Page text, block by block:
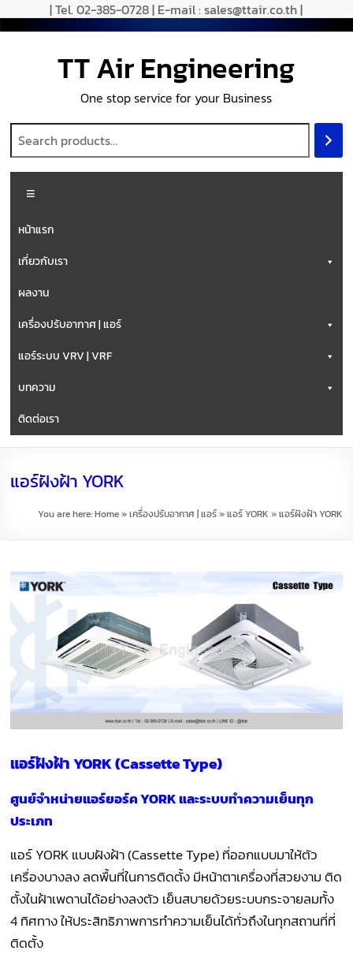
to
| Tel. 02-385-0728 | E-mail : sales@ttair.co.th |
TT Air Engineering
One stop service for your Business
หน้าแรก
เกี่ยวกับเรา
ผลงาน
เครื่องปรับอากาศ | แอร์
แอร์ระบบ VRV | VRF
บทความ
ติดต่อเรา
แอร์ฝังฝ้า YORK
You are here:Home»เครื่องปรับอากาศ | แอร์»แอร์ YORK »แอร์ฝังฝ้า YORK
แอร์ฝังฝ้า YORK (Cassette Type)
ศูนย์จำหน่ายแอร์ยอร์ค YORK และระบบทำความเย็นทุก
ประเภท
แอร์ YORK แบบฝังฝ้า (Cassette Type) ที่ออกแบบมาให้ตัว
เครื่องบางลง ลดพื้นที่ในการติดตั้ง มีหน้าตาเครื่องที่สวยงาม ติด
ตั้งในฝ้าเพดานได้อย่างลงตัว เย็นสบายด้วยระบบกระจายลมทั้ง
4 ทิศทาง ให้ประสิทธิภาพการทำความเย็นได้ทั่วถึงในทุกสถานที่ที่
ติดตั้ง